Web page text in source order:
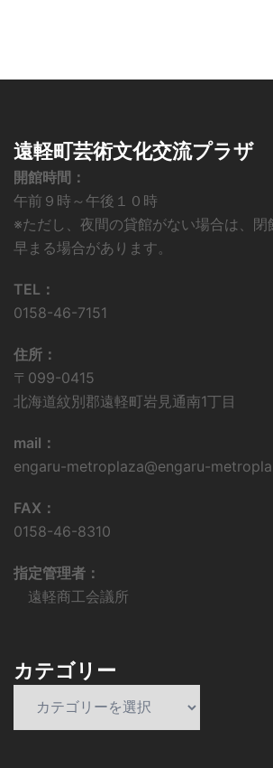
遠軽町芸術文化交流プラザ
開館時間：
午前９時～午後１０時
※ただし、夜間の貸館がない場合は、
早まる場合があります。
TEL：
0158-46-7151
住所：
〒099-0415
北海道紋別郡遠軽町岩見通南1丁目
mail：
engaru-metroplaza@engaru-
FAX：
0158-46-8310
指定管理者：
遠軽商工会議所
カテゴリー